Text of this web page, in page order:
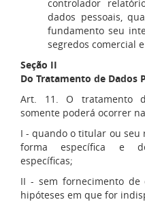
controlador
dados pessoais,
fundamento seu
segredos comercial
Seção II
Do Tratamento de Dados
Art. 11. O tratamento
somente poderá ocorrer
I - quando o titular ou seu
forma específica e
específicas;
II - sem fornecimento de
hipóteses em que for